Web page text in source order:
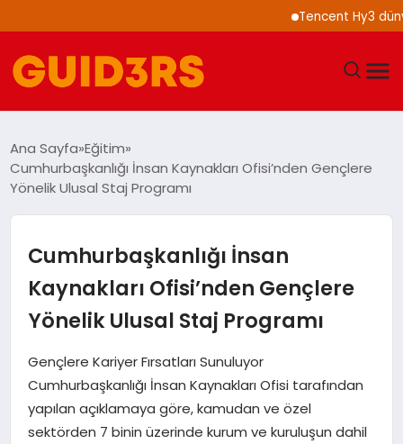
Tencent Hy3 dünya
YAŞAM
SAĞLIK
EKONOMI
MAGAZIN
Ana Sayfa Eğitim
Cumhurbaşkanlığı İnsan Kaynakları Ofisi’nden Gençlere
Yönelik Ulusal Staj Programı
Cumhurbaşkanlığı İnsan
Kaynakları Ofisi’nden Gençlere
Yönelik Ulusal Staj Programı
Gençlere Kariyer Fırsatları Sunuluyor
Cumhurbaşkanlığı İnsan Kaynakları Ofisi tarafından
yapılan açıklamaya göre, kamudan ve özel
sektörden 7 binin üzerinde kurum ve kuruluşun dahil